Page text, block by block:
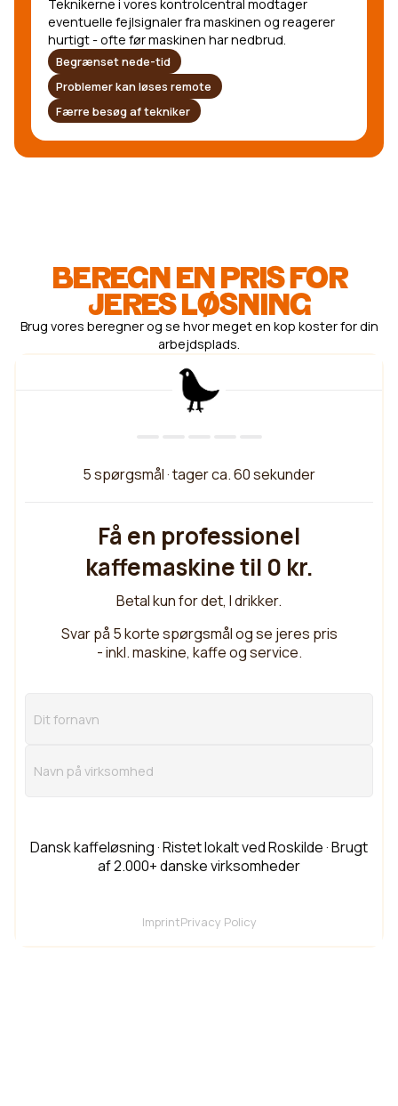
Teknikerne i vores kontrolcentral modtager
eventuelle fejlsignaler fra maskinen og reagerer
hurtigt - ofte før maskinen har nedbrud.
Begrænset nede-tid
Problemer kan løses remote
Færre besøg af tekniker
BEREGN EN PRIS FOR
JERES LØSNING
Brug vores beregner og se hvor meget en kop koster for din
arbejdsplads.